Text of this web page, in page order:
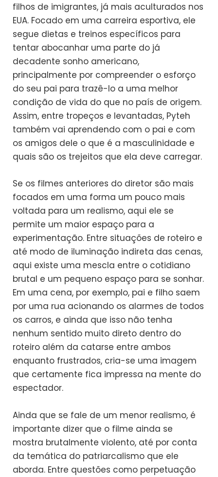
filhos de imigrantes, já mais aculturados nos
EUA. Focado em uma carreira esportiva, ele
segue dietas e treinos específicos para
tentar abocanhar uma parte do já
decadente sonho americano,
principalmente por compreender o esforço
do seu pai para trazê-lo a uma melhor
condição de vida do que no país de origem.
Assim, entre tropeços e levantadas, Pyteh
também vai aprendendo com o pai e com
os amigos dele o que é a masculinidade e
quais são os trejeitos que ela deve carregar.
Se os filmes anteriores do diretor são mais
focados em uma forma um pouco mais
voltada para um realismo, aqui ele se
permite um maior espaço para a
experimentação. Entre situações de roteiro e
até modo de iluminação indireta das cenas,
aqui existe uma mescla entre o cotidiano
brutal e um pequeno espaço para se sonhar.
Em uma cena, por exemplo, pai e filho saem
por uma rua acionando os alarmes de todos
os carros, e ainda que isso não tenha
nenhum sentido muito direto dentro do
roteiro além da catarse entre ambos
enquanto frustrados, cria-se uma imagem
que certamente fica impressa na mente do
espectador.
Ainda que se fale de um menor realismo, é
importante dizer que o filme ainda se
mostra brutalmente violento, até por conta
da temática do patriarcalismo que ele
aborda. Entre questões como perpetuação